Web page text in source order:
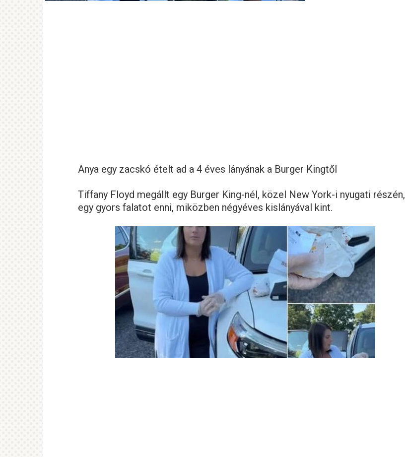
Anya egy zacskó ételt ad a 4 éves lányának a Burger Kingtől
Tiffany Floyd megállt egy Burger King-nél, közel New York-i nyugati részén,
egy gyors falatot enni, miközben négyéves kislányával kint.